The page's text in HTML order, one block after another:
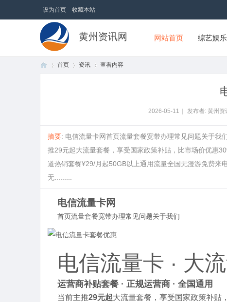
设为首页 收藏本站
黄州资讯网 网站首页 综艺娱乐
首页 资讯 查看内容
2026-05-11 发布者: 黄州资
摘要: 电信流量卡网首页流量套餐宽带办理常见问题关于我
推29元起大流量套餐，享受国家政策补贴，比市场价优惠
道热销套餐¥29/月起50GB以上通用流量全国无漫游免费来
无.........
电信流量卡网
首页流量套餐宽带办理常见问题关于我们
电信流量卡 · 大
运营商补贴套餐 · 正规运营商 · 全国通用
当前主推29元起大流量套餐，享受国家政策补贴